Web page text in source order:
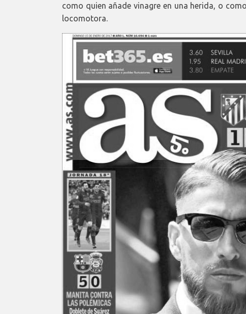
como quien añade vinagre en una herida, o
locomotora.